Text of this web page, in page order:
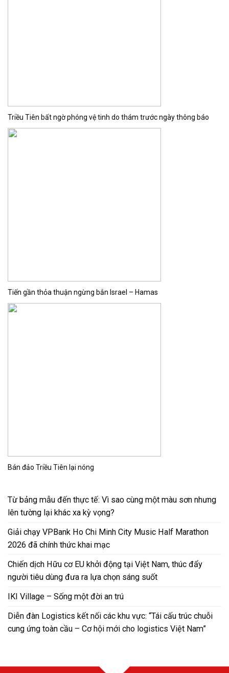
Triều Tiên bất ngờ phóng vệ tinh do thám trước ngày thông báo
Tiến gần thỏa thuận ngừng bắn Israel – Hamas
Bán đảo Triều Tiên lại nóng
Từ bảng mẫu đến thực tế: Vì sao cùng một màu sơn nhưng
lên tường lại khác xa kỳ vọng?
Giải chạy VPBank Ho Chi Minh City Music Half Marathon
2026 đã chính thức khai mạc
Chiến dịch Hữu cơ EU khởi động tại Việt Nam, thúc đẩy
người tiêu dùng đưa ra lựa chọn sáng suốt
IKI Village – Sống một đời an trú
Diễn đàn Logistics kết nối các khu vực: “Tái cấu trúc chuỗi
cung ứng toàn cầu – Cơ hội mới cho logistics Việt Nam”